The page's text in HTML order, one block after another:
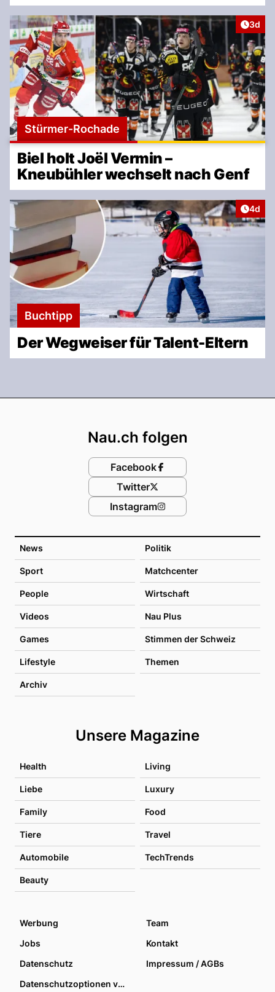
3d
Stürmer-Rochade
Biel holt Joël Vermin –
Kneubühler wechselt nach Genf
4d
Buchtipp
Der Wegweiser für Talent-Eltern
News Politik
Sport Matchcenter
People Wirtschaft
Videos Nau Plus
Games Stimmen der Schweiz
Lifestyle Themen
Archiv
Unsere Magazine
Health Living
Liebe Luxury
Family Food
Tiere Travel
Automobile TechTrends
Beauty
Nau.ch folgen
Facebook
Twitter
Instagram
Werbung
Team
Jobs
Kontakt
Datenschutz
Impressum / AGBs
Datenschutzoptionen verwalten